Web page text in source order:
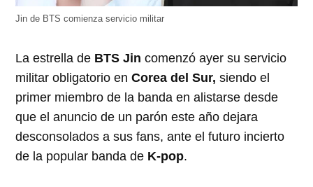
Jin de BTS comienza servicio militar
La estrella de BTS Jin comenzó ayer su servicio
militar obligatorio enCorea del Sur, siendo el
primer miembro de la banda en alistarse desde
que el anuncio de un parón este año dejara
desconsolados a sus fans, ante el futuro incierto
de la popular banda de K-pop.